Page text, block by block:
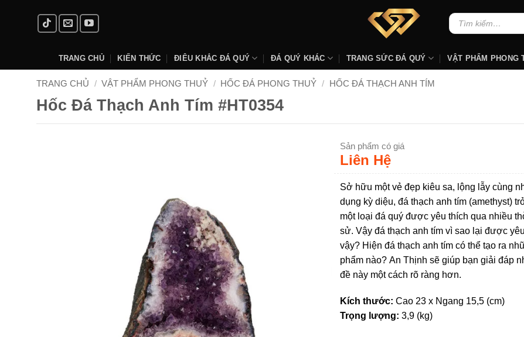
Tìm
kiếm:
TRANG CHỦ KIẾN THỨC ĐIÊU KHẮC ĐÁ QUÝ ĐÁ QUÝ KHÁC TRANG SỨC ĐÁ QUÝ VẬT PHẨM PHONG
TRANG CHỦ / VẬT PHẨM PHONG THUỶ / HỐC ĐÁ PHONG THUỶ / HỐC ĐÁ THẠCH ANH TÍM
Hốc Đá Thạch Anh Tím #HT0354
Sản phẩm có giá
Liên Hệ
Sở hữu một vẻ đẹp kiêu sa, lộng lẫy cùng
dụng kỳ diệu, đá thạch anh tím (amethyst)
một loại đá quý được yêu thích qua nhiều
sử. Vậy đá thạch anh tím vì sao lại được
vậy? Hiện đá thạch anh tím có thể tạo ra
phẩm nào? An Thịnh sẽ giúp bạn giải đáp
đề này một cách rõ ràng hơn.
Kích thước:Cao 23 x Ngang 15,5 (cm)
Trọng lượng: 3,9 (kg)